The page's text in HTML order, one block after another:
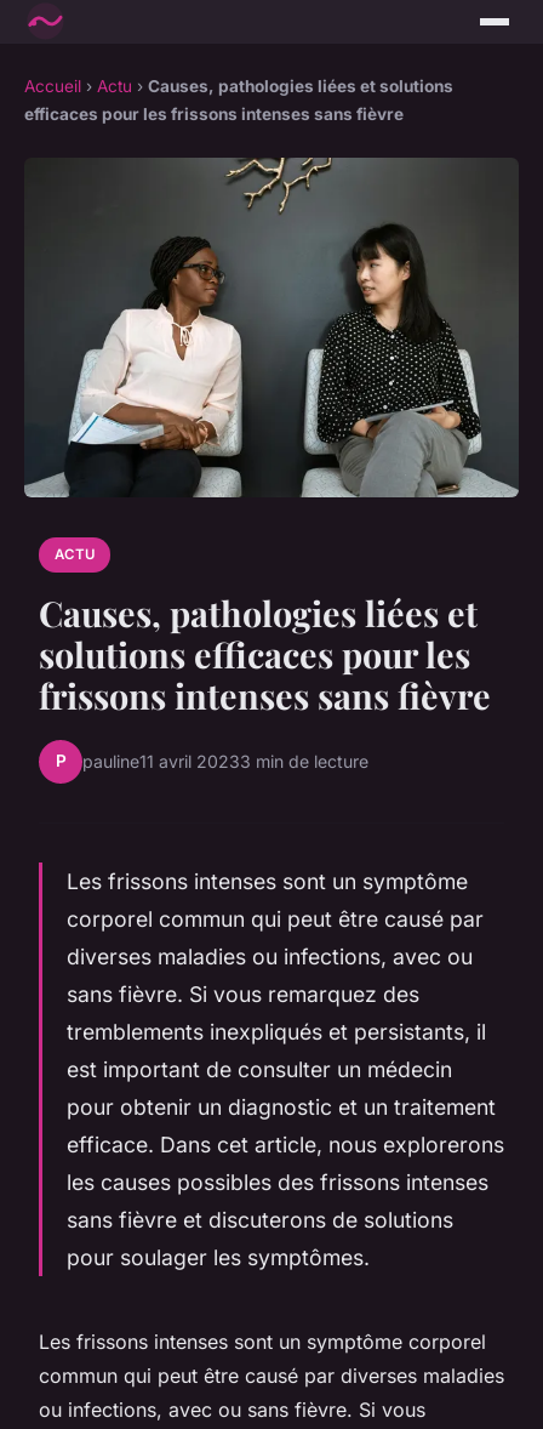
Accueil › Actu › Causes, pathologies liées et solutions
efficaces pour les frissons intenses sans fièvre
ACTU
Causes, pathologies liées et
solutions efficaces pour les
frissons intenses sans fièvre
P pauline11 avril 20233 min de lecture
Les frissons intenses sont un symptôme
corporel commun qui peut être causé par
diverses maladies ou infections, avec ou
sans fièvre. Si vous remarquez des
tremblements inexpliqués et persistants, il
est important de consulter un médecin
pour obtenir un diagnostic et un traitement
efficace. Dans cet article, nous explorerons
les causes possibles des frissons intenses
sans fièvre et discuterons de solutions
pour soulager les symptômes.
Les frissons intenses sont un symptôme corporel
commun qui peut être causé par diverses maladies
ou infections, avec ou sans fièvre. Si vous